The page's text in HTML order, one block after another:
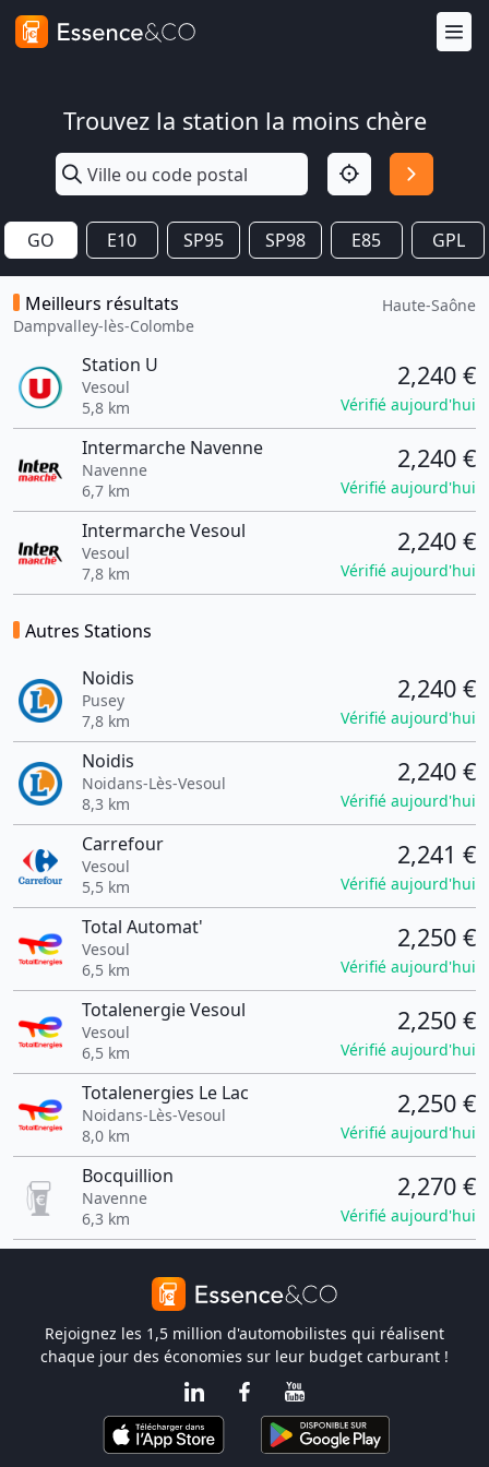
Trouvez la station la moins chère
GO E10 SP95 SP98 E85 GPL
Meilleurs résultats
Dampvalley-lès-Colombe
Haute-Saône
Station U
Vesoul
5,8 km
2,240 €
Vérifié aujourd'hui
Intermarche Navenne
Navenne
6,7 km
2,240 €
Vérifié aujourd'hui
Intermarche Vesoul
Vesoul
7,8 km
2,240 €
Vérifié aujourd'hui
Autres Stations
Noidis
Pusey
7,8 km
2,240 €
Vérifié aujourd'hui
Noidis
Noidans-Lès-Vesoul
8,3 km
2,240 €
Vérifié aujourd'hui
Carrefour
Vesoul
5,5 km
2,241 €
Vérifié aujourd'hui
Total Automat'
Vesoul
6,5 km
2,250 €
Vérifié aujourd'hui
Totalenergie Vesoul
Vesoul
6,5 km
2,250 €
Vérifié aujourd'hui
Totalenergies Le Lac
Noidans-Lès-Vesoul
8,0 km
2,250 €
Vérifié aujourd'hui
Bocquillion
Navenne
6,3 km
2,270 €
Vérifié aujourd'hui
Rejoignez les 1,5 million d'automobilistes qui réalisent
chaque jour des économies sur leur budget carburant !